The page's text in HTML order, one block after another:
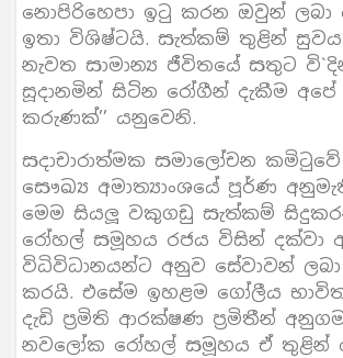
නොපිරිහෙපා ඉටු කරන ඔවුන් ලබා
ඉතා විශිෂ්ටයි. සැත්කම් තුළින්
නැවත සාමාන්‍ය ජීවිතයේ සතුට
සූදානමින් සිටින රෝගීන් දැකීම
කරුණක්’’ යනුවෙනි.
සදාචාරාත්මක සමාලෝචන කමිටුවේ
සෞඛ්‍ය අමාත්‍යාංශයේ පූර්ණ
මෙම සියලූ වකුගඩු සැත්කම්
රෝහල් සමූහය රජය විසින් දක්වා
විධිවිධානයන්ට අනුව සේවාවන්
කරයි. එසේම ඉහළම ගෝලීය
දැඩි ප‍්‍රමිති ආරක්ෂණ ප‍්‍රමිතීන්
නවලෝක රෝහල් සමූහය ඒ තුළින්